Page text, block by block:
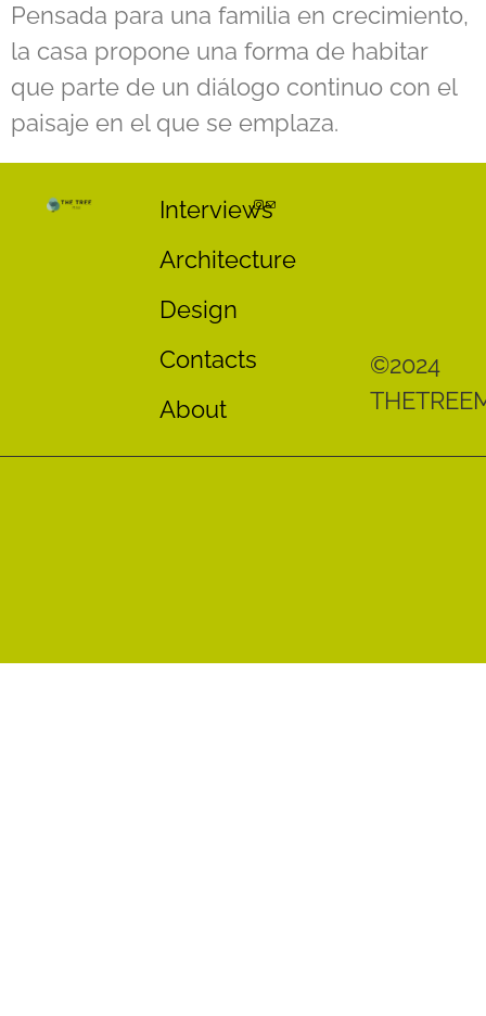
Pensada para una familia en crecimiento,
la casa propone una forma de habitar
que parte de un diálogo continuo con el
paisaje en el que se emplaza.
Interviews
Architecture
Design
Contacts
About
©2024